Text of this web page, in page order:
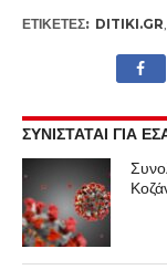
ΕΤΙΚΕΤΕΣ: DITIKI.GR,
ΣΥΝΙΣΤΑΤΑΙ ΓΙΑ